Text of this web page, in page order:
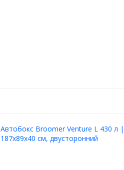
Автобокс Broomer Venture L 430 л |
187х89х40 см, двусторонний